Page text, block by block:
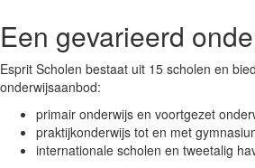
Een gevarieerd
Esprit Scholen bestaat uit 15 scholen en
onderwijsaanbod:
primair onderwijs en voortgezet
praktijkonderwijs tot en met
internationale scholen en tweetalig